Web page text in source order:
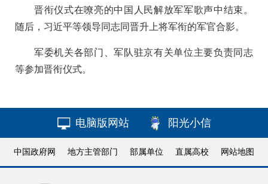
晋衔仪式在嘹亮的中国人民解放军军歌声中结束。
随后，习近平等领导同志同晋升上将军衔的军官合影。
军委机关各部门、军队驻京有关单位主要负责同志
等参加晋衔仪式。
电脑版网站 阳光小信
中国政府网 地方主管部门 部属单位 直属高校 网站地图